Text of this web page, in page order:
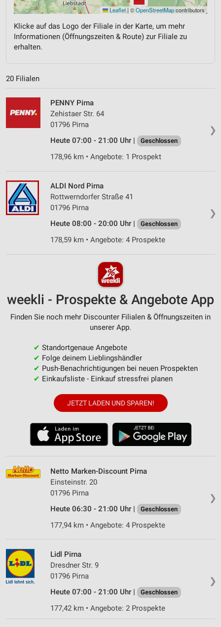
Leaflet | ©OpenStreetMapcontributors
Klicke auf das Logo der Filiale in der Karte, um mehr
Informationen (Öffnungszeiten & Route) zur Filiale zu
erhalten.
20 Filialen
❯
PENNY Pirna
Zehistaer Str. 64
01796 Pirna
Heute 07:00 - 21:00 Uhr |
Geschlossen
178,96 km • Angebote: 1 Prospekt
❯
ALDI Nord Pirna
Rottwerndorfer Straße 41
01796 Pirna
Heute 08:00 - 20:00 Uhr |
Geschlossen
178,59 km • Angebote: 4 Prospekte
weekli - Prospekte & Angebote App
Finden Sie noch mehr Discounter Filialen & Öffnungszeiten in
unserer App.
✔ Standortgenaue Angebote
✔ Folge deinem Lieblingshändler
✔ Push-Benachrichtigungen bei neuen Prospekten
✔ Einkaufsliste - Einkauf stressfrei planen
JETZT LADEN UND SPAREN!
❯
Netto Marken-Discount Pirna
Einsteinstr. 20
01796 Pirna
Heute 06:30 - 21:00 Uhr |
Geschlossen
177,94 km • Angebote: 4 Prospekte
❯
Lidl Pirna
Dresdner Str. 9
01796 Pirna
Heute 07:00 - 21:00 Uhr |
Geschlossen
177,42 km • Angebote: 2 Prospekte